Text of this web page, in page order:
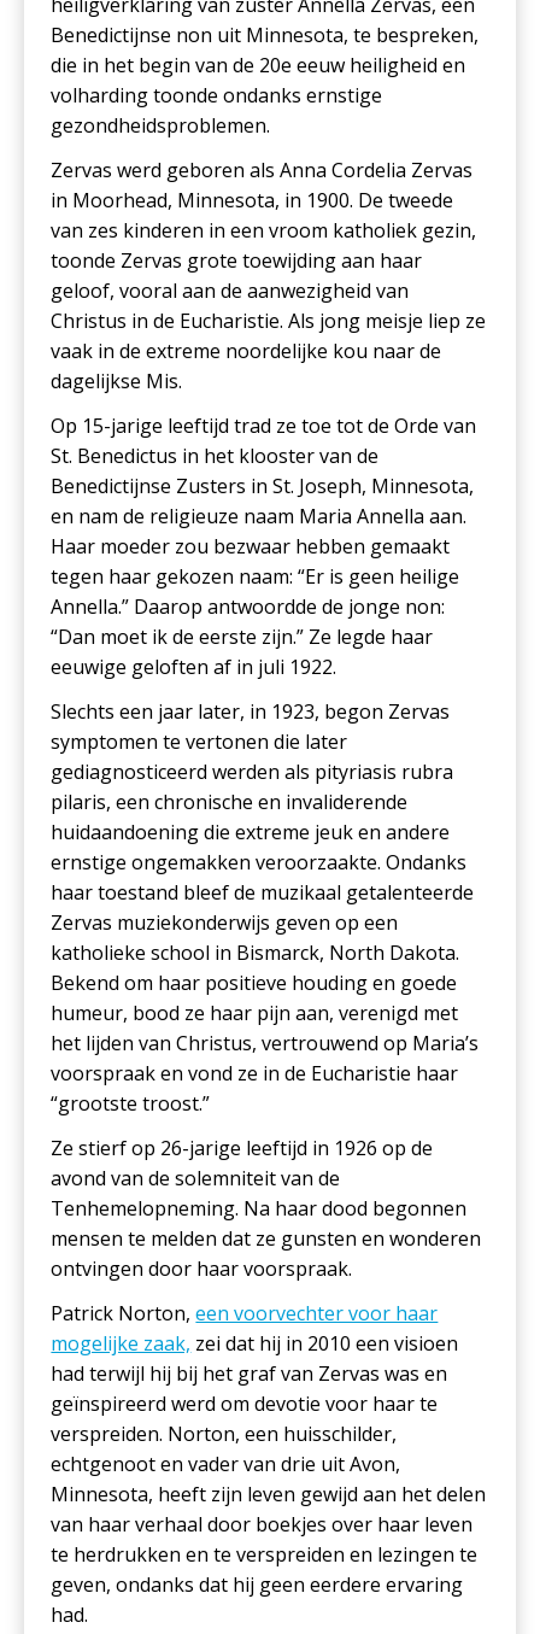
heiligverklaring van zuster Annella Zervas, een
Benedictijnse non uit Minnesota, te bespreken,
die in het begin van de 20e eeuw heiligheid en
volharding toonde ondanks ernstige
gezondheidsproblemen.
Zervas werd geboren als Anna Cordelia Zervas
in Moorhead, Minnesota, in 1900. De tweede
van zes kinderen in een vroom katholiek gezin,
toonde Zervas grote toewijding aan haar
geloof, vooral aan de aanwezigheid van
Christus in de Eucharistie. Als jong meisje liep ze
vaak in de extreme noordelijke kou naar de
dagelijkse Mis.
Op 15-jarige leeftijd trad ze toe tot de Orde van
St. Benedictus in het klooster van de
Benedictijnse Zusters in St. Joseph, Minnesota,
en nam de religieuze naam Maria Annella aan.
Haar moeder zou bezwaar hebben gemaakt
tegen haar gekozen naam: “Er is geen heilige
Annella.” Daarop antwoordde de jonge non:
“Dan moet ik de eerste zijn.” Ze legde haar
eeuwige geloften af in juli 1922.
Slechts een jaar later, in 1923, begon Zervas
symptomen te vertonen die later
gediagnosticeerd werden als pityriasis rubra
pilaris, een chronische en invaliderende
huidaandoening die extreme jeuk en andere
ernstige ongemakken veroorzaakte. Ondanks
haar toestand bleef de muzikaal getalenteerde
Zervas muziekonderwijs geven op een
katholieke school in Bismarck, North Dakota.
Bekend om haar positieve houding en goede
humeur, bood ze haar pijn aan, verenigd met
het lijden van Christus, vertrouwend op Maria’s
voorspraak en vond ze in de Eucharistie haar
“grootste troost.”
Ze stierf op 26-jarige leeftijd in 1926 op de
avond van de solemniteit van de
Tenhemelopneming. Na haar dood begonnen
mensen te melden dat ze gunsten en wonderen
ontvingen door haar voorspraak.
Patrick Norton,een voorvechter voor haar
mogelijke zaak, zei dat hij in 2010 een visioen
had terwijl hij bij het graf van Zervas was en
geïnspireerd werd om devotie voor haar te
verspreiden. Norton, een huisschilder,
echtgenoot en vader van drie uit Avon,
Minnesota, heeft zijn leven gewijd aan het delen
van haar verhaal door boekjes over haar leven
te herdrukken en te verspreiden en lezingen te
geven, ondanks dat hij geen eerdere ervaring
had.